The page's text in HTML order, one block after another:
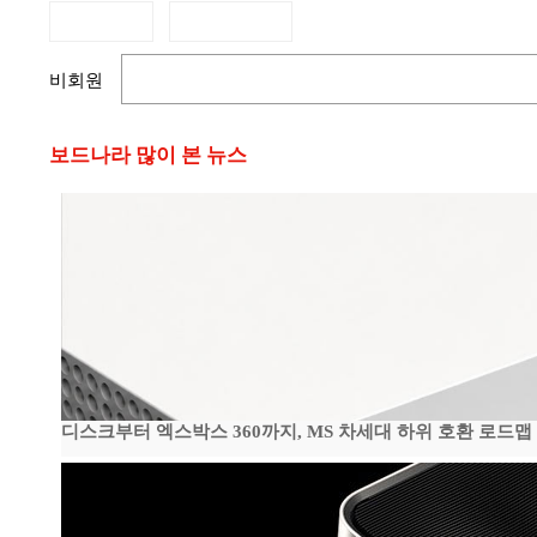
비회원
보드나라 많이 본 뉴스
디스크부터 엑스박스 360까지, MS 차세대 하위 호환 로드맵